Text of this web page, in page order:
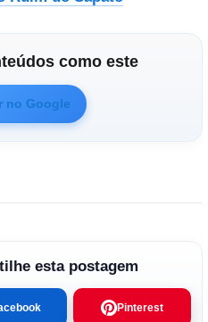
como este
no Google
esta postagem
Pinterest